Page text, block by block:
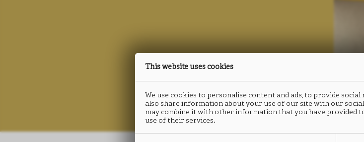
This website uses cookies
We use cookies to personalise content and ads, to provide
also share information about your use of our site with our
may combine it with other information that you have provided
use of their services.